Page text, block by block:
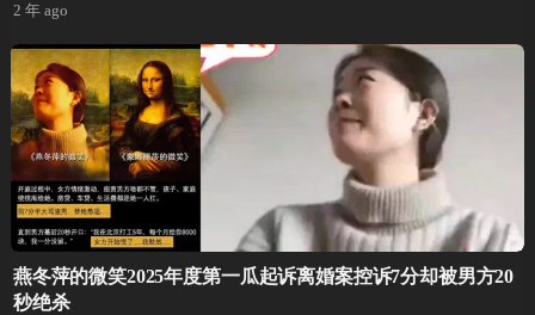
2 年 ago
燕冬萍的微笑2025年度第一瓜起诉离婚案控诉7分却被男方20
秒绝杀